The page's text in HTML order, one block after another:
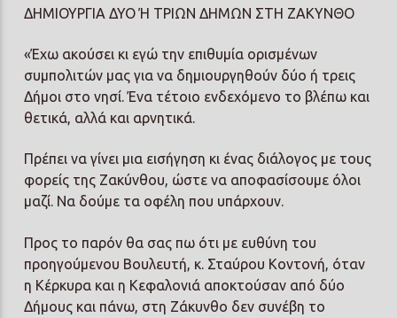
ΔΗΜΙΟΥΡΓΙΑ ΔΥΟ Ή ΤΡΙΩΝ ΔΗΜΩΝ ΣΤΗ ΖΑΚΥΝΘΟ
«Έχω ακούσει κι εγώ την επιθυμία ορισμένων
συμπολιτών μας για να δημιουργηθούν δύο ή τρεις
Δήμοι στο νησί. Ένα τέτοιο ενδεχόμενο το βλέπω και
θετικά, αλλά και αρνητικά.
Πρέπει να γίνει μια εισήγηση κι ένας διάλογος με τους
φορείς της Ζακύνθου, ώστε να αποφασίσουμε όλοι
μαζί. Να δούμε τα οφέλη που υπάρχουν.
Προς το παρόν θα σας πω ότι με ευθύνη του
προηγούμενου Βουλευτή, κ. Σταύρου Κοντονή, όταν
η Κέρκυρα και η Κεφαλονιά αποκτούσαν από δύο
Δήμους και πάνω, στη Ζάκυνθο δεν συνέβη το